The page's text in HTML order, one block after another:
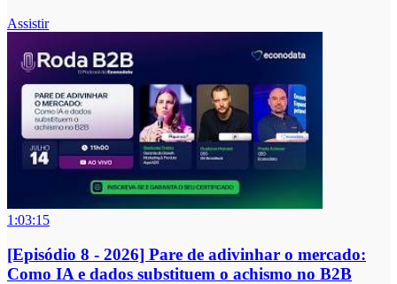
Assistir
1:03:15
[Episódio 8 - 2026] Pare de adivinhar o mercado:
Como IA e dados substituem o achismo no B2B